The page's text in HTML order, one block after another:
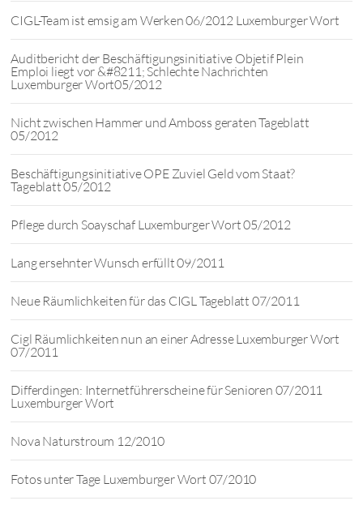
CIGL-Team ist emsig am Werken 06/2012 Luxemburger Wort
Auditbericht der Beschäftigungsinitiative Objetif Plein
Emploi liegt vor &#8211; Schlechte Nachrichten
Luxemburger Wort05/2012
Nicht zwischen Hammer und Amboss geraten Tageblatt
05/2012
Beschäftigungsinitiative OPE Zuviel Geld vom Staat?
Tageblatt 05/2012
Pflege durch Soayschaf Luxemburger Wort 05/2012
Lang ersehnter Wunsch erfüllt 09/2011
Neue Räumlichkeiten für das CIGL Tageblatt 07/2011
Cigl Räumlichkeiten nun an einer Adresse Luxemburger Wort
07/2011
Differdingen: Internetführerscheine für Senioren 07/2011
Luxemburger Wort
Nova Naturstroum 12/2010
Fotos unter Tage Luxemburger Wort 07/2010